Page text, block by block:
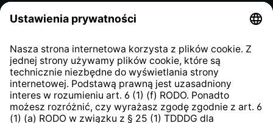
kontrahentów
Klauzula informacyjna strony
internetowej
Strategia podatkowa